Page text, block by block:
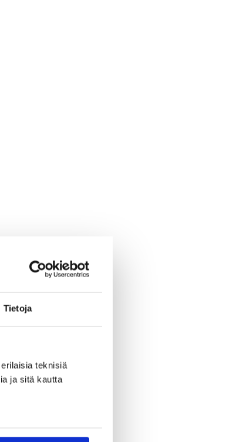
Tietoja
teknisiä
ja sitä kautta